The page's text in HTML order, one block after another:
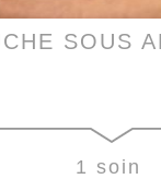
SOUS
1 soin